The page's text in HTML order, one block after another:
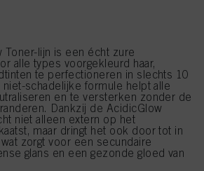
Toner-lijn is een écht zure
alle types voorgekleurd haar,
te perfectioneren in slechts 10
schadelijke formule helpt alle
en te versterken zonder de
Dankzij de AcidicGlow
niet alleen extern op het
maar dringt het ook door tot in
zorgt voor een secundaire
glans en een gezonde gloed van